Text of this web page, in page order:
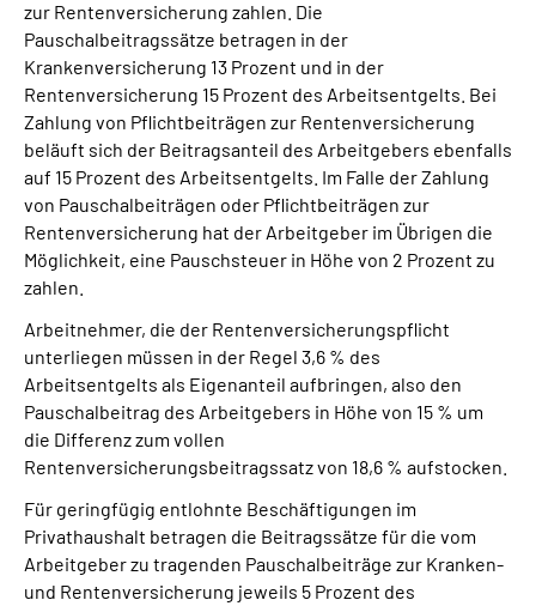
zur Rentenversicherung zahlen. Die
Pauschalbeitragssätze betragen in der
Krankenversicherung 13 Prozent und in der
Rentenversicherung 15 Prozent des Arbeitsentgelts. Bei
Zahlung von Pflichtbeiträgen zur Rentenversicherung
beläuft sich der Beitragsanteil des Arbeitgebers ebenfalls
auf 15 Prozent des Arbeitsentgelts. Im Falle der Zahlung
von Pauschalbeiträgen oder Pflichtbeiträgen zur
Rentenversicherung hat der Arbeitgeber im Übrigen die
Möglichkeit, eine Pauschsteuer in Höhe von 2 Prozent zu
zahlen.
Arbeitnehmer, die der Rentenversicherungspflicht
unterliegen müssen in der Regel 3,6 % des
Arbeitsentgelts als Eigenanteil aufbringen, also den
Pauschalbeitrag des Arbeitgebers in Höhe von 15 % um
die Differenz zum vollen
Rentenversicherungsbeitragssatz von 18,6 % aufstocken.
Für geringfügig entlohnte Beschäftigungen im
Privathaushalt betragen die Beitragssätze für die vom
Arbeitgeber zu tragenden Pauschalbeiträge zur Kranken-
und Rentenversicherung jeweils 5 Prozent des